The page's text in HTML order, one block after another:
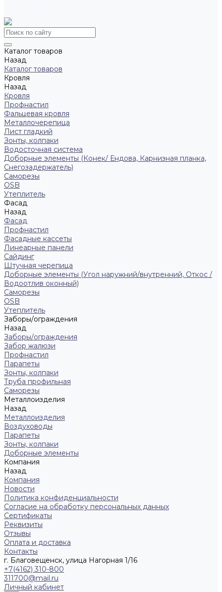
Каталог товаров
Назад
Каталог товаров
Кровля
Назад
Кровля
Профнастил
Фальцевая кровля
Металлочерепица
Лист гладкий
Зонты, колпаки
Водосточная система
Доборные элементы (Конек/ Ендова, Карнизная планка,
Снегозадержатель)
Саморезы
ОSB
Утеплитель
Фасад
Назад
Фасад
Профнастил
Фасадные кассеты
Линеарные панели
Сайдинг
Штучная черепица
Доборные элементы (Угол наружний/внутренний, Откос /
Водоотлив оконный)
Саморезы
OSB
Утеплитель
Заборы/ограждения
Назад
Заборы/ограждения
Забор жалюзи
Профнастил
Парапеты
Зонты, колпаки
Труба профильная
Саморезы
Металлоизделия
Назад
Металлоизделия
Воздуховоды
Парапеты
Зонты, колпаки
Доборные элементы
Компания
Назад
Компания
Новости
Политика конфиденциальности
Согласие на обработку персональных данных
Сертификаты
Реквизиты
Отзывы
Оплата и доставка
Контакты
г. Благовещенск, улица Нагорная 1/16
+7(4162) 310-800
311700@mail.ru
Личный кабинет